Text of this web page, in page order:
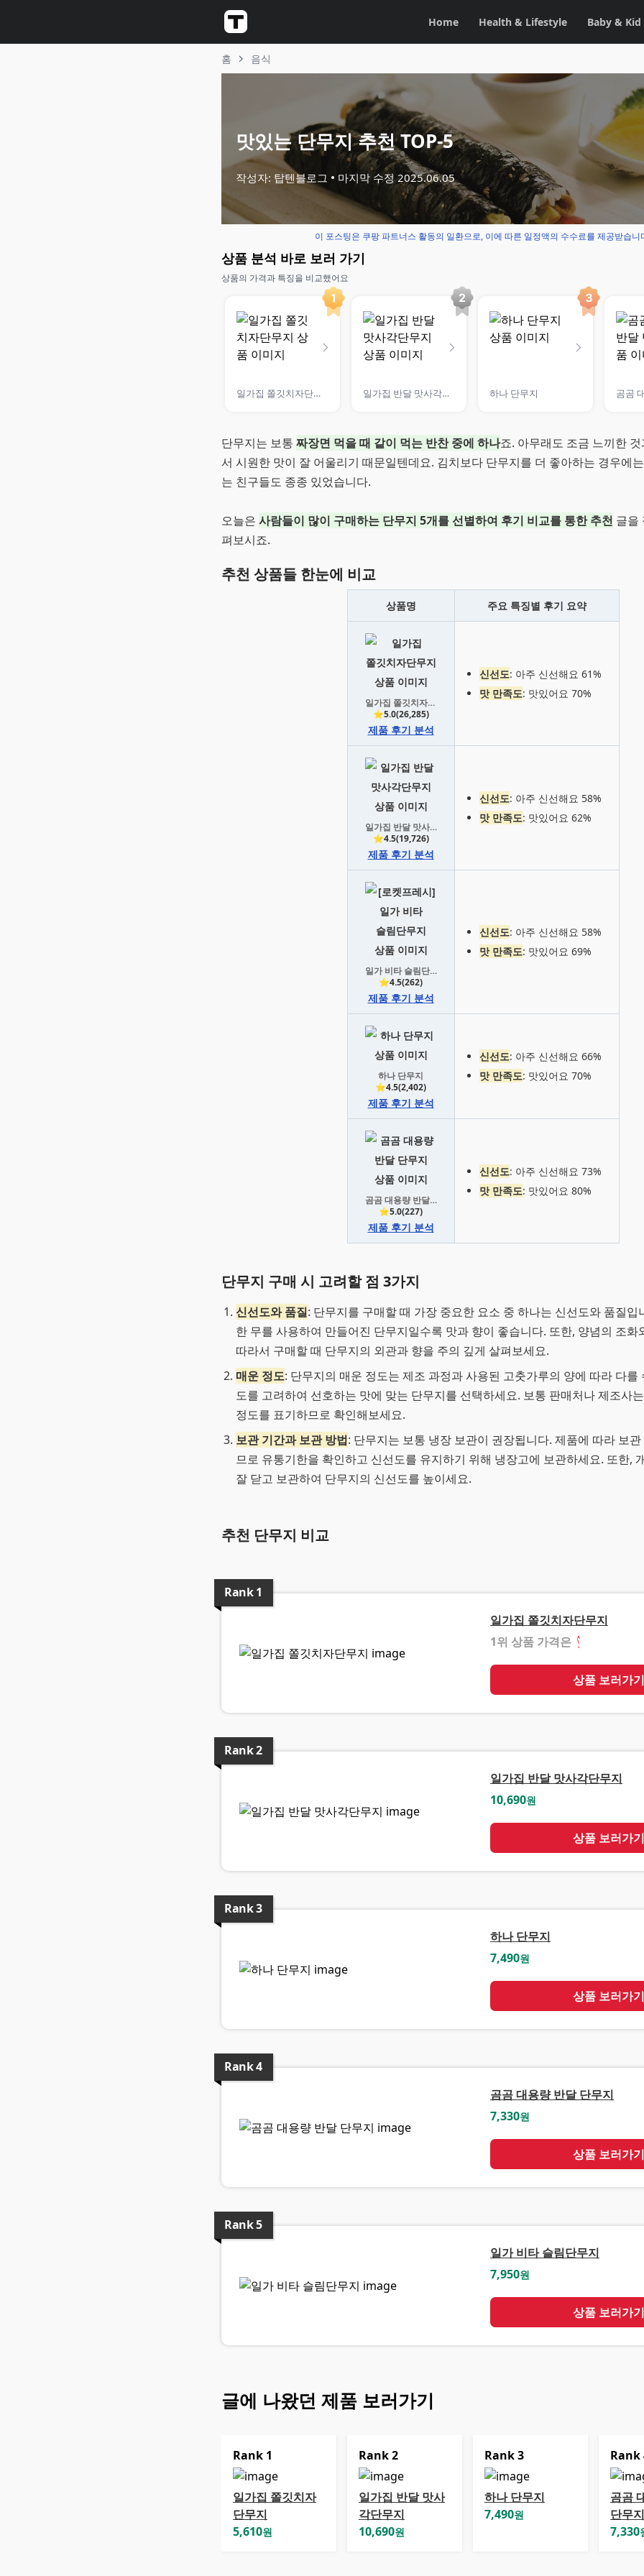
Home Health & Lifestyle Baby & Kid
홈 음식
맛있는 단무지 추천 TOP-5
작성자: 탑텐블로그 마지막 수정2025.06.05
이 포스팅은 쿠팡 파트너스 활동의 일환으로, 이에 따른 일정액의 수수료를 제공받습니
상품 분석 바로 보러 가기
상품의 가격과 특징을 비교했어요
일가집 쫄깃치자단무지 일가집 반달 맛사각단무지 하나 단무지
단무지는 보통 짜장면 먹을 때 같이 먹는 반찬 중에 하나죠. 아무래도 조금 느끼한
서 시원한 맛이 잘 어울리기 때문일텐데요. 김치보다 단무지를 더 좋아하는 경우에
는 친구들도 종종 있었습니다.
오늘은 사람들이 많이 구매하는 단무지 5개를 선별하여 후기 비교를 통한 추천 글을
펴보시죠.
추천 상품들 한눈에 비교
상품명 주요 특징별 후기 요약
일가집 쫄깃치자단무지
⭐5.0(26,285)
제품 후기 분석
신선도: 아주 신선해요 61%
맛 만족도: 맛있어요 70%
일가집 반달 맛사각단무지
⭐4.5(19,726)
제품 후기 분석
신선도: 아주 신선해요 58%
맛 만족도: 맛있어요 62%
일가 비타 슬림단무지
⭐4.5(262)
제품 후기 분석
신선도: 아주 신선해요 58%
맛 만족도: 맛있어요 69%
하나 단무지
⭐4.5(2,402)
제품 후기 분석
신선도: 아주 신선해요 66%
맛 만족도: 맛있어요 70%
곰곰 대용량 반달 단무지
⭐5.0(227)
제품 후기 분석
신선도: 아주 신선해요 73%
맛 만족도: 맛있어요 80%
단무지 구매 시 고려할 점 3가지
신선도와 품질: 단무지를 구매할 때 가장 중요한 요소 중 하나는 신선도와 품질입
한 무를 사용하여 만들어진 단무지일수록 맛과 향이 좋습니다. 또한, 양념의 조화
따라서 구매할 때 단무지의 외관과 향을 주의 깊게 살펴보세요.
매운 정도: 단무지의 매운 정도는 제조 과정과 사용된 고춧가루의 양에 따라 다를
도를 고려하여 선호하는 맛에 맞는 단무지를 선택하세요. 보통 판매처나 제조사
정도를 표기하므로 확인해보세요.
보관 기간과 보관 방법: 단무지는 보통 냉장 보관이 권장됩니다. 제품에 따라 보
므로 유통기한을 확인하고 신선도를 유지하기 위해 냉장고에 보관하세요. 또한,
잘 닫고 보관하여 단무지의 신선도를 높이세요.
추천 단무지 비교
Rank1
일가집 쫄깃치자단무지
1위 상품 가격은 ❓
상품 보러가기
Rank2
일가집 반달 맛사각단무지
10,690원
상품 보러가기
Rank3
하나 단무지
7,490원
상품 보러가기
Rank4
곰곰 대용량 반달 단무지
7,330원
상품 보러가기
Rank5
일가 비타 슬림단무지
7,950원
상품 보러가기
글에 나왔던 제품 보러가기
Rank 1
일가집 쫄깃치자
단무지
5,610원
Rank2
일가집 반달 맛사
각단무지
10,690원
Rank3
하나 단무지
7,490원
Rank
곰곰
단무지
7,330